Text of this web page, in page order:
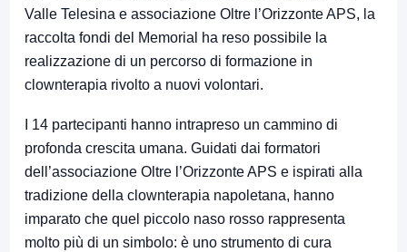
Valle Telesina e associazione Oltre l’Orizzonte APS, la
raccolta fondi del Memorial ha reso possibile la
realizzazione di un percorso di formazione in
clownterapia rivolto a nuovi volontari.
I 14 partecipanti hanno intrapreso un cammino di
profonda crescita umana. Guidati dai formatori
dell’associazione Oltre l’Orizzonte APS e ispirati alla
tradizione della clownterapia napoletana, hanno
imparato che quel piccolo naso rosso rappresenta
molto più di un simbolo: è uno strumento di cura